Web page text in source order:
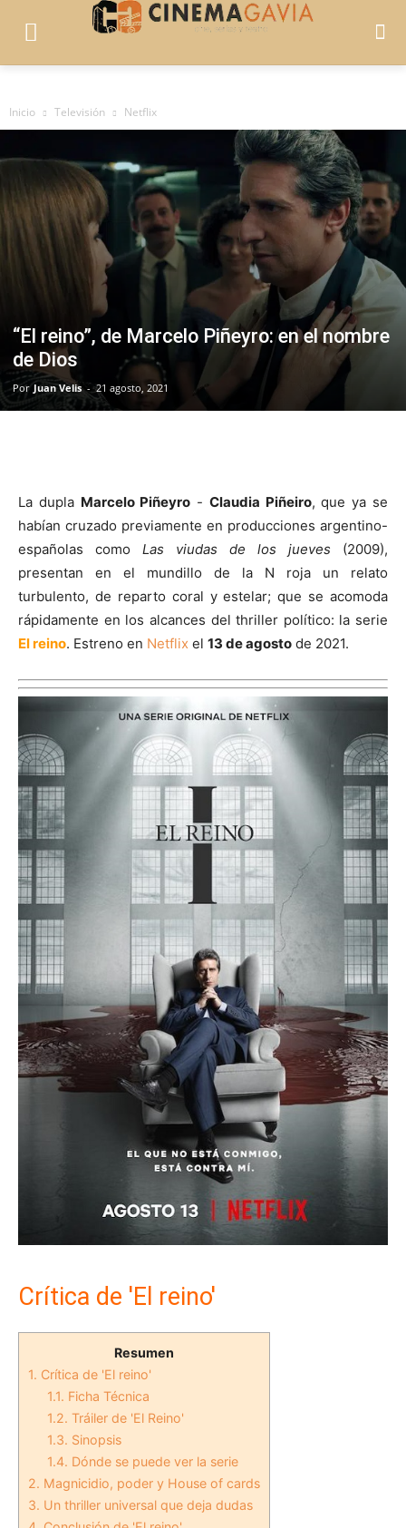
Inicio Televisión Netflix
“El reino”, de Marcelo Piñeyro: en el nombre
de Dios
Por Juan Velis - 21 agosto, 2021
La dupla Marcelo Piñeyro - Claudia Piñeiro, que ya se
habían cruzado previamente en producciones argentino-
españolas como Las viudas de los jueves (2009),
presentan en el mundillo de la N roja un relato
turbulento, de reparto coral y estelar; que se acomoda
rápidamente en los alcances del thriller político: la serie
El reino. Estreno en Netflix el 13 de agosto de 2021.
Crítica de 'El reino'
Resumen
1. Crítica de 'El reino'
1.1. Ficha Técnica
1.2. Tráiler de 'El Reino'
1.3. Sinopsis
1.4. Dónde se puede ver la serie
2. Magnicidio, poder y House of cards
3. Un thriller universal que deja dudas